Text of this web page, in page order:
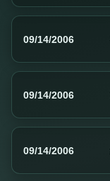
09/14/2006
09/14/2006
09/14/2006